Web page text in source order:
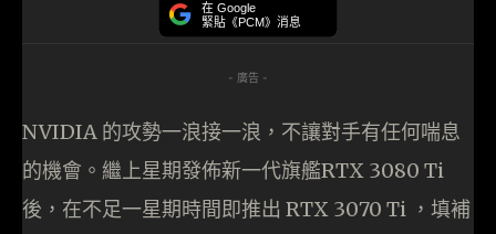
在 Google
緊貼《PCM》消息
- 廣告 -
NVIDIA 的攻勢一浪接一浪，不讓對手有任何喘息
的機會。繼上星期發佈新一代旗艦RTX 3080 Ti
後，在不足一星期時間即推出 RTX 3070 Ti ，填補